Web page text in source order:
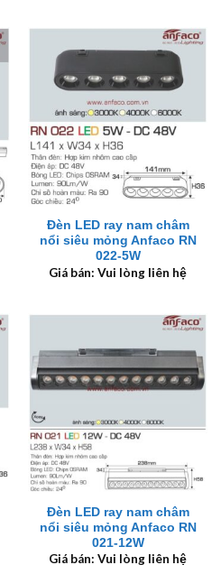
Đèn LED ray nam châm
nổi siêu mỏng Anfaco RN
022-5W
Giá bán: Vui lòng liên hệ
Đèn LED ray nam châm
nổi siêu mỏng Anfaco RN
021-12W
Giá bán: Vui lòng liên hệ